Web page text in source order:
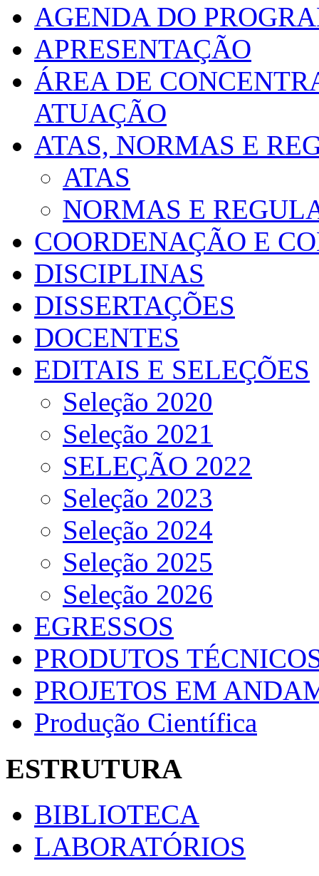
AGENDA DO
APRESENTAÇÃO
ÁREA DE
ATUAÇÃO
ATAS, NORMAS E
ATAS
NORMAS E
COORDENAÇÃO E
DISCIPLINAS
DISSERTAÇÕES
DOCENTES
EDITAIS E SELEÇÕES
Seleção 2020
Seleção 2021
SELEÇÃO 2022
Seleção 2023
Seleção 2024
Seleção 2025
Seleção 2026
EGRESSOS
PRODUTOS
PROJETOS EM
Produção Científica
ESTRUTURA
BIBLIOTECA
LABORATÓRIOS